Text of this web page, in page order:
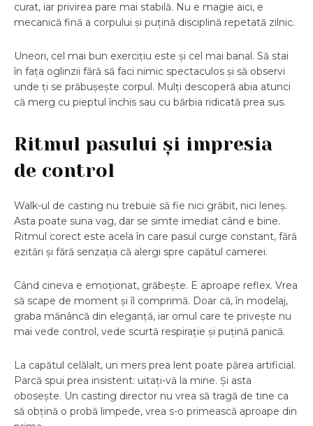
curat, iar privirea pare mai stabilă. Nu e magie aici, e
mecanică fină a corpului și puțină disciplină repetată zilnic.
Uneori, cel mai bun exercițiu este și cel mai banal. Să stai
în fața oglinzii fără să faci nimic spectaculos și să observi
unde ți se prăbușește corpul. Mulți descoperă abia atunci
că merg cu pieptul închis sau cu bărbia ridicată prea sus.
Ritmul pasului și impresia
de control
Walk-ul de casting nu trebuie să fie nici grăbit, nici leneș.
Asta poate suna vag, dar se simte imediat când e bine.
Ritmul corect este acela în care pasul curge constant, fără
ezitări și fără senzația că alergi spre capătul camerei.
Când cineva e emoționat, grăbește. E aproape reflex. Vrea
să scape de moment și îl comprimă. Doar că, în modelaj,
graba mănâncă din eleganță, iar omul care te privește nu
mai vede control, vede scurtă respirație și puțină panică.
La capătul celălalt, un mers prea lent poate părea artificial.
Parcă spui prea insistent: uitați-vă la mine. Și asta
obosește. Un casting director nu vrea să tragă de tine ca
să obțină o probă limpede, vrea s-o primească aproape din